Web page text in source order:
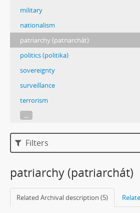
military
nationalism
patriarchy (patriarchát)
politics (politika)
sovereignty
surveillance
terrorism
...
Filters
patriarchy (patriarchát)
Related Archival description (5)